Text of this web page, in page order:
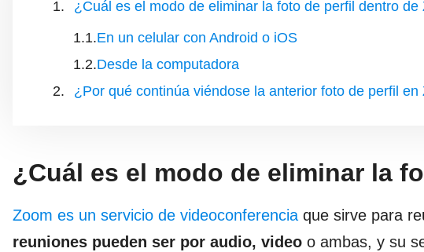
¿Cuál es el modo de eliminar la foto de perfil dentro de
En un celular con Android o iOS
Desde la computadora
¿Por qué continúa viéndose la anterior foto de perfil en
¿Cuál es el modo de eliminar la
Zoom es un servicio de videoconferencia que sirve para
reuniones pueden ser por audio, video o ambas, y su